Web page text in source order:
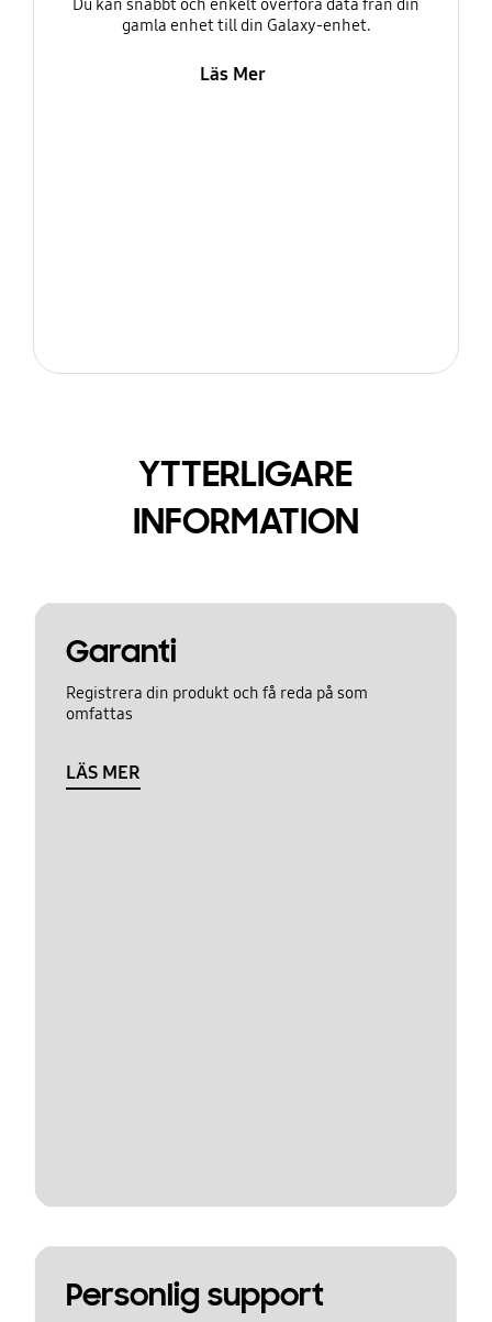
Du kan snabbt och enkelt överföra data från din
gamla enhet till din Galaxy-enhet.
Läs Mer
YTTERLIGARE
INFORMATION
Garanti
Registrera din produkt och få reda på som
omfattas
LÄS MER
Personlig support